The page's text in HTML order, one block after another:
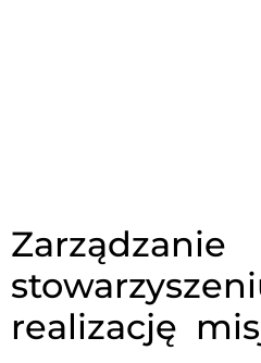
realizację